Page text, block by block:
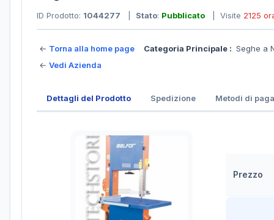
ID Prodotto: 1044277 Stato: Pubblicato | Visite 2125
← Torna alla home page
← Vedi Azienda
Categoria Principale : Seghe a
Dettagli del Prodotto Spedizione Metodi di
Prezzo